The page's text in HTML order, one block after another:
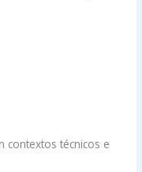
contextos técnicos e